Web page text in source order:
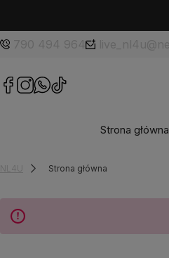
Strona główna
Strona główna